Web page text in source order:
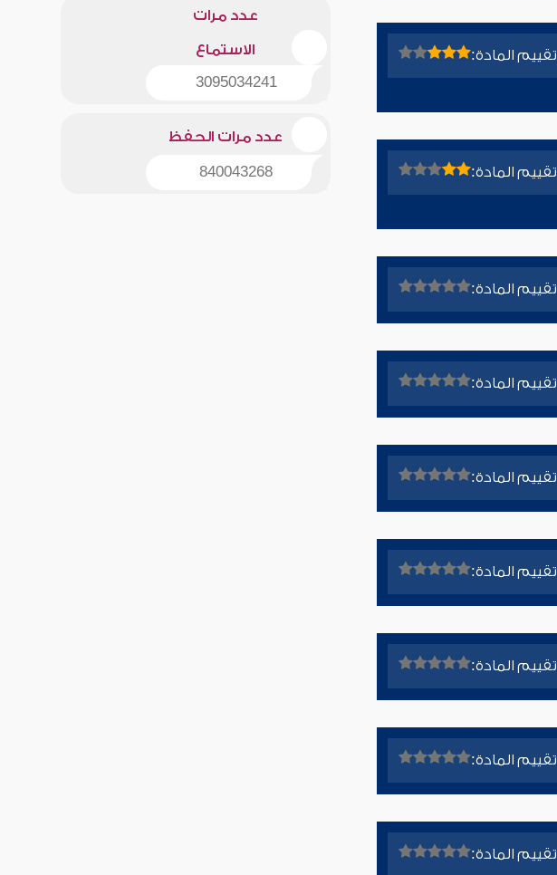
تقييم المادة:
تقييم المادة:
تقييم المادة:
تقييم المادة:
تقييم المادة:
تقييم المادة:
تقييم المادة:
تقييم المادة:
تقييم المادة:
عدد مرات
الاستماع
3095034241
عدد مرات الحفظ
840043268